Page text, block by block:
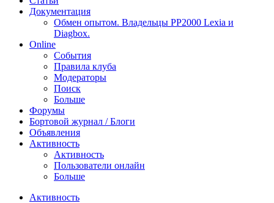
Документация
Обмен опытом. Владельцы PP2000 Lexia и
Diagbox.
Online
События
Правила клуба
Модераторы
Поиск
Больше
Форумы
Бортовой журнал / Блоги
Объявления
Активность
Активность
Пользователи онлайн
Больше
Активность